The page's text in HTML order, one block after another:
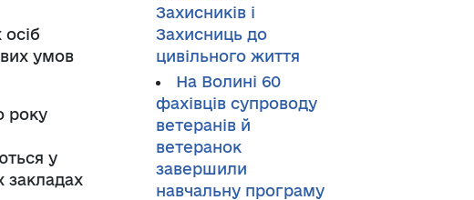
умов
року
у
закладах
Захисників і
Захисниць до
цивільного життя
На Волині 60
фахівців супроводу
ветеранів й
ветеранок
завершили
навчальну програму